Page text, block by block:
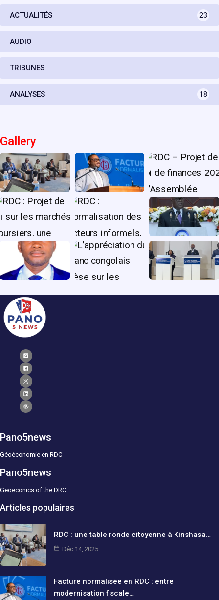
ACTUALITÉS 23
AUDIO
TRIBUNES
ANALYSES 18
Gallery
Pano5news
Géoéconomie en RDC
Pano5news
Geoeconics of the DRC
Articles populaires
RDC : une table ronde citoyenne à Kinshasa…
Déc 14, 2025
Facture normalisée en RDC : entre
modernisation fiscale…